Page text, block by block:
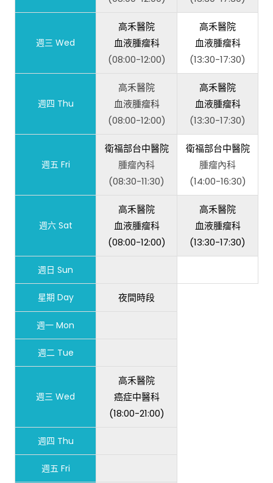
週三 Wed
高禾醫院
血液腫瘤科
(08:00-12:00)
高禾醫院
血液腫瘤科
(13:30-17:30)
週四 Thu
高禾醫院
血液腫瘤科
(08:00-12:00)
高禾醫院
血液腫瘤科
(13:30-17:30)
週五 Fri
衛福部台中醫院
腫瘤內科
(08:30-11:30)
衛福部台中醫院
腫瘤內科
(14:00-16:30)
週六 Sat
高禾醫院
血液腫瘤科
(08:00-12:00)
高禾醫院
血液腫瘤科
(13:30-17:30)
週日 Sun
星期 Day 夜間時段
週一 Mon
週二 Tue
週三 Wed
高禾醫院
癌症中醫科
(18:00-21:00)
週四 Thu
週五 Fri